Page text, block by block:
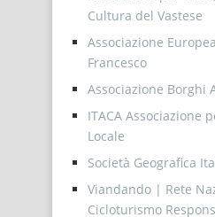
Cultura del Vastese
Associazione
Francesco
Associazione Borghi
ITACA Associazione
Locale
Società Geografica
Viandando | Rete
Cicloturismo